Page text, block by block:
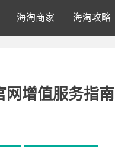
海淘商家 海淘攻略
网增值服务指南